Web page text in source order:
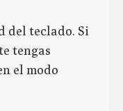
del teclado. Si
tengas
el modo